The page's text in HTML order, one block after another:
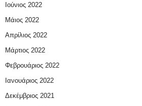
Ιούνιος 2022
Μάιος 2022
Απρίλιος 2022
Μάρτιος 2022
Φεβρουάριος 2022
Ιανουάριος 2022
Δεκέμβριος 2021